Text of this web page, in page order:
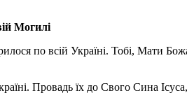
Могилі
по всій Україні. Тобі, Мати
Провадь їх до Свого Сина